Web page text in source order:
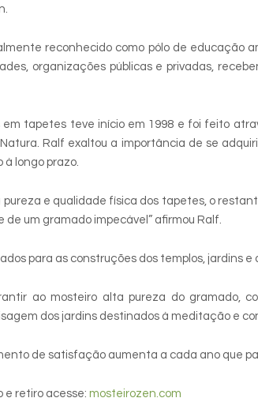
reconhecido como pólo de educação
organizações públicas e privadas,
tapetes teve início em 1998 e foi feito
Ralf exaltou a importância de se
longo prazo.
e qualidade física dos tapetes, o
um gramado impecável” afirmou Ralf.
para as construções dos templos, jardins e
ao mosteiro alta pureza do gramado,
dos jardins destinados à meditação e
de satisfação aumenta a cada ano que
e retiro acesse: mosteirozen.com